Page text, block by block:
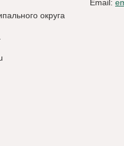
округа
Email: